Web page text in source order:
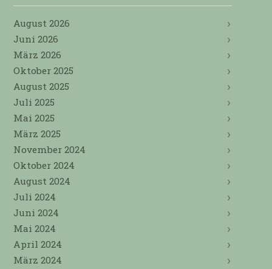
August 2026
Juni 2026
März 2026
Oktober 2025
August 2025
Juli 2025
Mai 2025
März 2025
November 2024
Oktober 2024
August 2024
Juli 2024
Juni 2024
Mai 2024
April 2024
März 2024